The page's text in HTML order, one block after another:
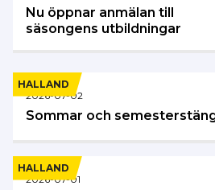
Nu öppnar anmälan till
säsongens utbildningar
HALLAND
2026-07-02
Sommar och
HALLAND
2026-07-01